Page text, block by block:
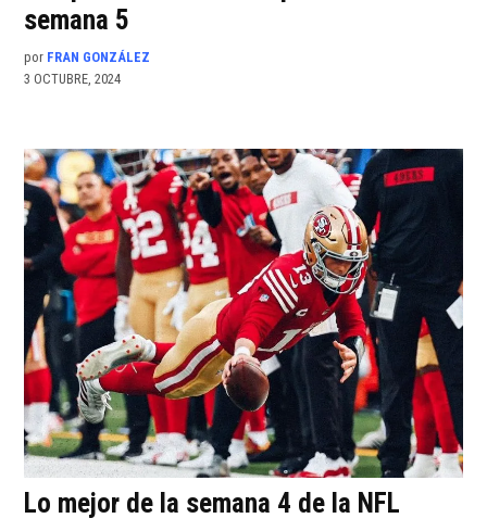
semana 5
por FRAN GONZÁLEZ
3 OCTUBRE, 2024
Lo mejor de la semana 4 de la NFL